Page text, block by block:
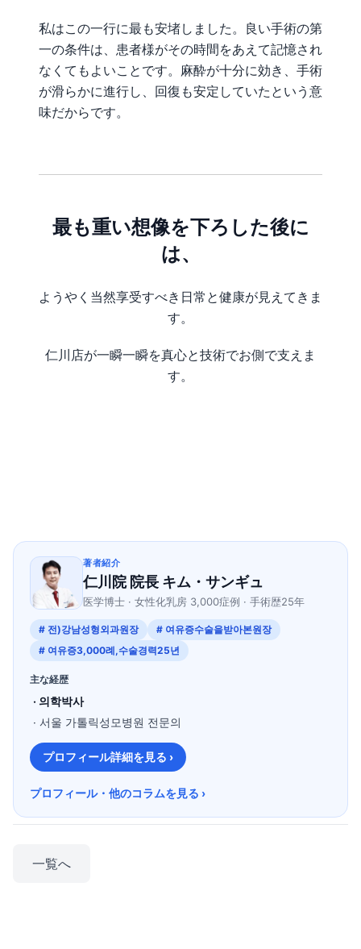
私はこの一行に最も安堵しました。良い手術の第
一の条件は、患者様がその時間をあえて記憶され
なくてもよいことです。麻酔が十分に効き、手術
が滑らかに進行し、回復も安定していたという意
味だからです。
最も重い想像を下ろした後に
は、
ようやく当然享受すべき日常と健康が見えてきま
す。
仁川店が一瞬一瞬を真心と技術でお側で支えま
す。
著者紹介
仁川院 院長 キム・サンギュ
医学博士 · 女性化乳房 3,000症例 · 手術歴25年
# 전)강남성형외과원장
# 여유증수술을받아본원장
# 여유증3,000례,수술경력25년
主な経歴
· 의학박사
· 서울 가톨릭성모병원 전문의
プロフィール詳細を見る ›
プロフィール・他のコラムを見る ›
一覧へ